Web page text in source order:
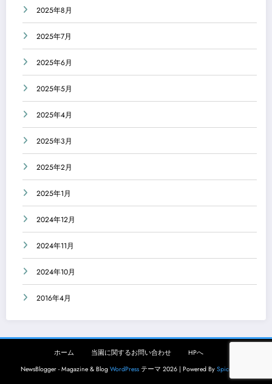
2025年8月
2025年7月
2025年6月
2025年5月
2025年4月
2025年3月
2025年2月
2025年1月
2024年12月
2024年11月
2024年10月
2016年4月
ホーム 当園に関するお問い合わせ
HPへ
NewsBlogger - Magazine & Blog WordPress テーマ 2026 | Powered By SpiceThemes